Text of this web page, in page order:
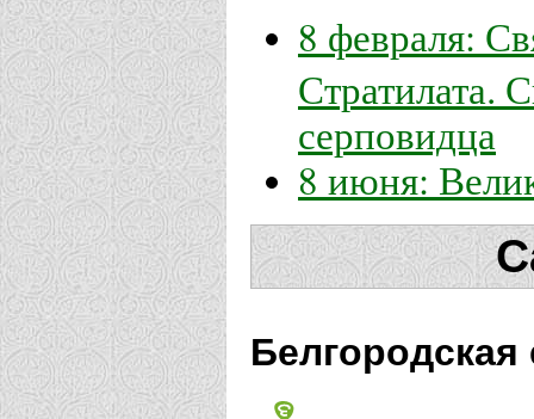
8 февраля:
Стратилата.
серповидца
8 июня:
Белгородская